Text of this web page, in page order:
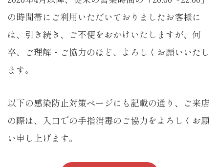
の時間帯にご利用いただいておりましたお客様に
は、引き続き、ご不便をおかけいたしますが、何
卒、ご理解・ご協力のほど、よろしくお願いいたし
ます。
以下の感染防止対策ページにも記載の通り、ご来店
の際は、入口での手指消毒のご協力をよろしくお願
い申し上げます。